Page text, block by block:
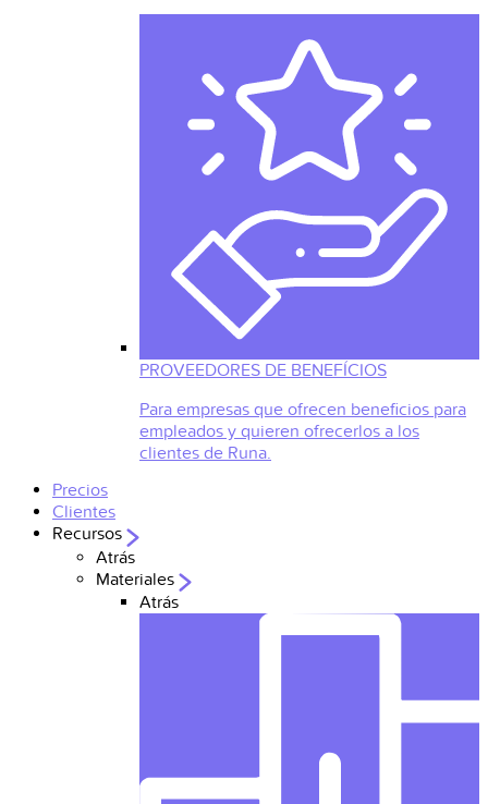
PROVEEDORES DE BENEFÍCIOS
Para empresas que ofrecen beneficios para
empleados y quieren ofrecerlos a los
clientes de Runa.
Precios
Clientes
Recursos
Atrás
Materiales
Atrás